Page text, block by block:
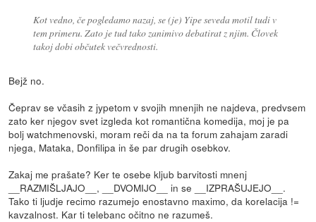
Kot vedno, če pogledamo nazaj, se (je) Yipe seveda motil tudi v
tem primeru. Zato je tud tako zanimivo debatirat z njim. Človek
takoj dobi občutek večvrednosti.
Bejž no.
Čeprav se včasih z jypetom v svojih mnenjih ne najdeva, predvsem
zato ker njegov svet izgleda kot romantična komedija, moj je pa
bolj watchmenovski, moram reči da na ta forum zahajam zaradi
njega, Mataka, Donfilipa in še par drugih osebkov.
Zakaj me prašate? Ker te osebe kljub barvitosti mnenj
__RAZMIŠLJAJO__, __DVOMIJO__ in se __IZPRAŠUJEJO__.
Tako ti ljudje recimo razumejo enostavno maximo, da korelacija !=
kavzalnost. Kar ti telebanc očitno ne razumeš.